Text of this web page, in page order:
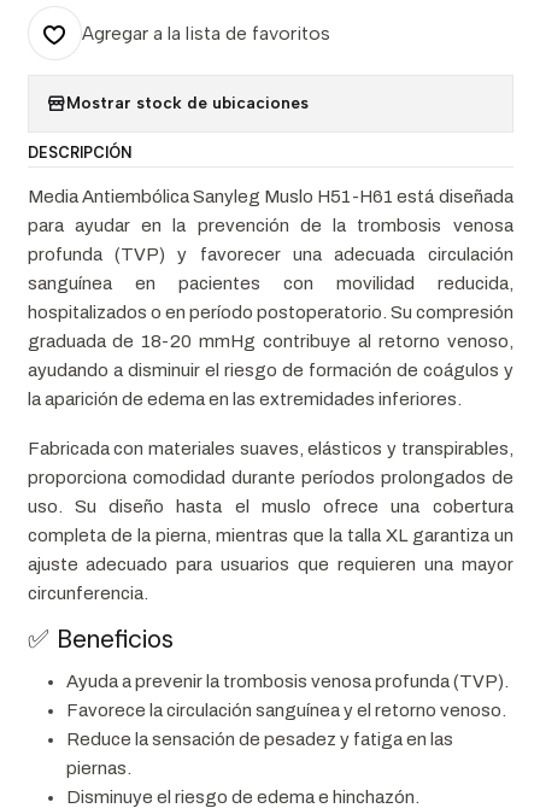
Agregar a la lista de favoritos
Mostrar stock de ubicaciones
DESCRIPCIÓN
Media Antiembólica Sanyleg Muslo H51-H61 está diseñada
para ayudar en la prevención de la trombosis venosa
profunda (TVP) y favorecer una adecuada circulación
sanguínea en pacientes con movilidad reducida,
hospitalizados o en período postoperatorio. Su compresión
graduada de 18-20 mmHg contribuye al retorno venoso,
ayudando a disminuir el riesgo de formación de coágulos y
la aparición de edema en las extremidades inferiores.
Fabricada con materiales suaves, elásticos y transpirables,
proporciona comodidad durante períodos prolongados de
uso. Su diseño hasta el muslo ofrece una cobertura
completa de la pierna, mientras que la talla XL garantiza un
ajuste adecuado para usuarios que requieren una mayor
circunferencia.
✅ Beneficios
Ayuda a prevenir la trombosis venosa profunda (TVP).
Favorece la circulación sanguínea y el retorno venoso.
Reduce la sensación de pesadez y fatiga en las
piernas.
Disminuye el riesgo de edema e hinchazón.